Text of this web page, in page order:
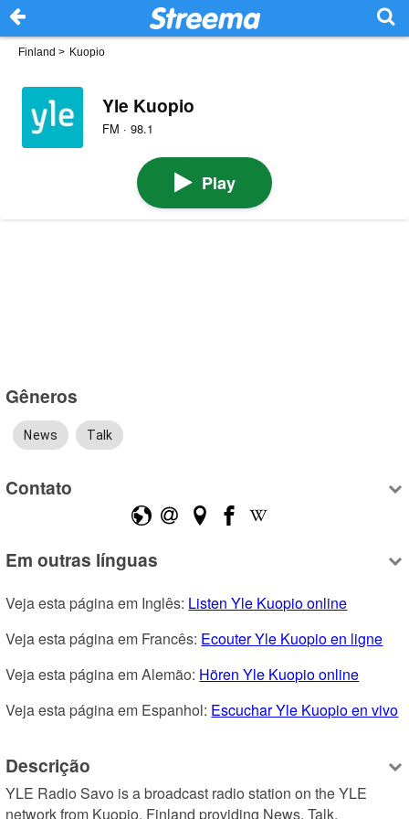
Finland > Kuopio
Yle Kuopio
FM · 98.1
Play
Gêneros
News Talk
Contato
Em outras línguas
Veja esta página em Inglês: Listen Yle Kuopio online
Veja esta página em Francês: Ecouter Yle Kuopio en ligne
Veja esta página em Alemão: Hören Yle Kuopio online
Veja esta página em Espanhol: Escuchar Yle Kuopio en vivo
Descrição
YLE Radio Savo is a broadcast radio station on the YLE
network from Kuopio, Finland providing News, Talk,